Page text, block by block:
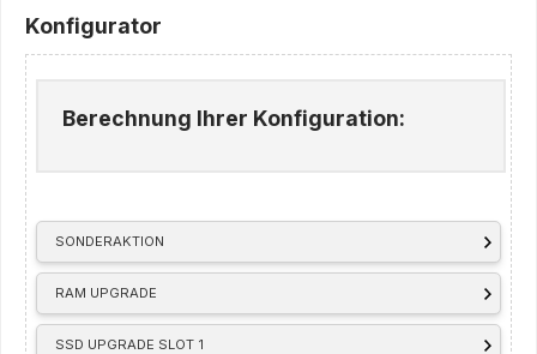
Konfigurator
SONDERAKTION
RAM UPGRADE
SSD UPGRADE SLOT 1
Berechnung Ihrer Konfiguration: